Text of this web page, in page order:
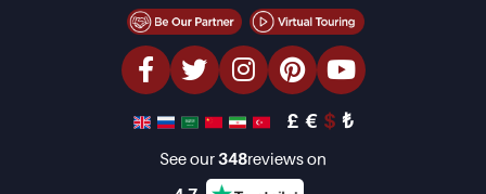
Izmir
Belek
İstanbul Yatırım Gayrimenkulleri
Mülkünüzü Satmak
Uygun Fiyatlı Emlaklar
Denize Sıfır Tesisler
lüks Özellikler
£ € $ ₺
See our348reviews on